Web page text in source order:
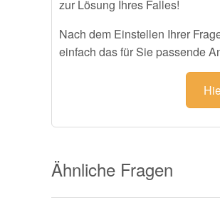
zur Lösung Ihres Falles!
Nach dem Einstellen Ihrer
einfach das für Sie passende
Ähnliche Fragen